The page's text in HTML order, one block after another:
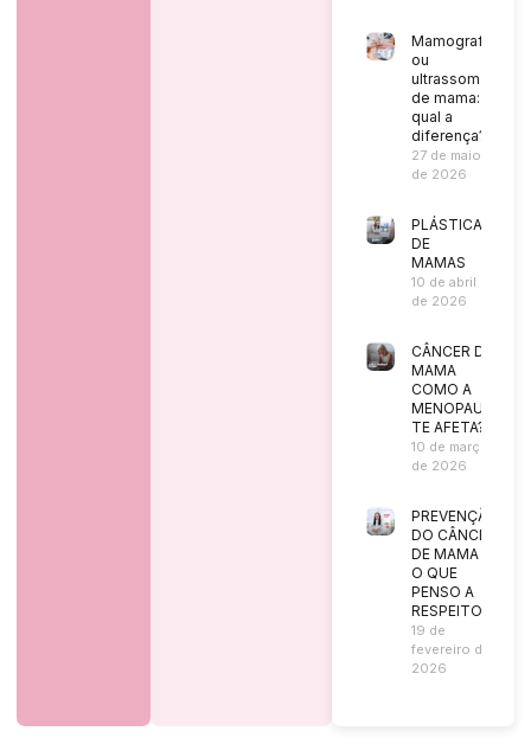
Mamografia
ou
ultrassom
de mama:
qual a
diferença?
27 de maio
de 2026
PLÁSTICA
DE
MAMAS
10 de abril
de 2026
CÂNCER DE
MAMA
COMO A
MENOPAUSA
TE AFETA?
10 de março
de 2026
PREVENÇÃO
DO CÂNCER
DE MAMA |
O QUE
PENSO A
RESPEITO?
19 de
fevereiro de
2026